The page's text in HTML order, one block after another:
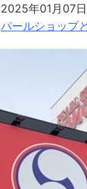
2025年01月07
パールショップ